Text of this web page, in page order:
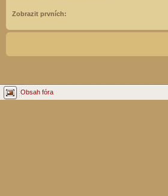
Zobrazit prvních:
Obsah fóra